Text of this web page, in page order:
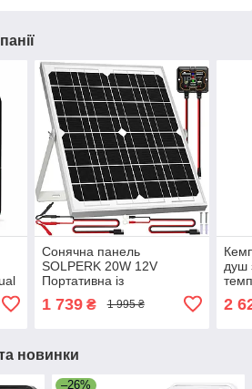
Сонячна панель
SOLPERK 20W 12V
Портативна із
контролером заряду для
авто, лодки, автодому
1 739₴ 1 995 ₴
душ
2
новинки
–26%